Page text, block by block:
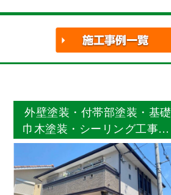
外壁塗装・付帯部塗装・基礎
巾木塗装・シーリング工事・
防水工事 名古屋市中村区
Ｅ様邸